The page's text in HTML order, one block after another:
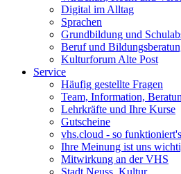
Digital im Alltag
Sprachen
Grundbildung und
Beruf und
Kulturforum Alte Post
Service
Häufig gestellte Fragen
Team, Information,
Lehrkräfte und Ihre Kurse
Gutscheine
vhs.cloud - so
Ihre Meinung ist uns
Mitwirkung an der VHS
Stadt Neuss. Kultur